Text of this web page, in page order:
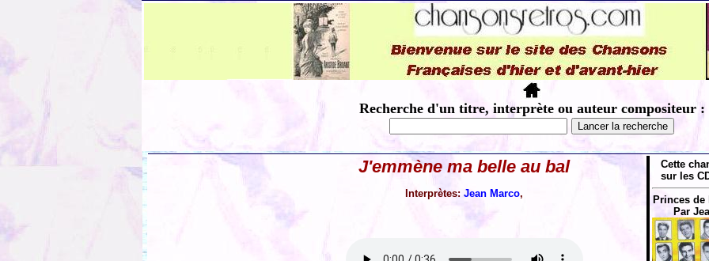
Recherche d'un titre, interprète ou auteur compositeur :
J'emmène ma belle au bal
Interprètes: Jean Marco,
Cette
sur les
Princes de
Par